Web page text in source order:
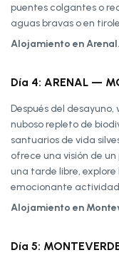
puentes colgantes o
aguas bravas o en
Alojamiento en Arenal.
Día 4: ARENAL —
Después del
nuboso repleto de
santuarios de vida
ofrece una visión de
una tarde libre,
emocionante
Alojamiento en
Día 5: